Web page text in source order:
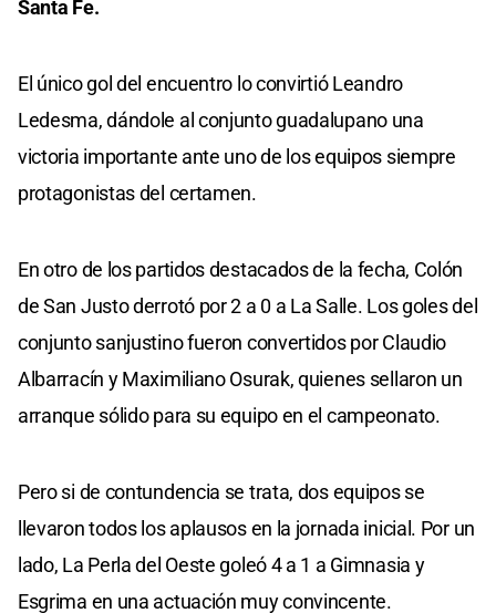
Santa Fe.
El único gol del encuentro lo convirtió Leandro
Ledesma, dándole al conjunto guadalupano una
victoria importante ante uno de los equipos siempre
protagonistas del certamen.
En otro de los partidos destacados de la fecha, Colón
de San Justo derrotó por 2 a 0 a La Salle. Los goles del
conjunto sanjustino fueron convertidos por Claudio
Albarracín y Maximiliano Osurak, quienes sellaron un
arranque sólido para su equipo en el campeonato.
Pero si de contundencia se trata, dos equipos se
llevaron todos los aplausos en la jornada inicial. Por un
lado, La Perla del Oeste goleó 4 a 1 a Gimnasia y
Esgrima en una actuación muy convincente.